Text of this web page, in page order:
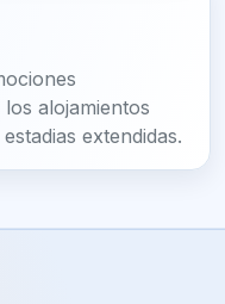
alojamientos
extendidas.